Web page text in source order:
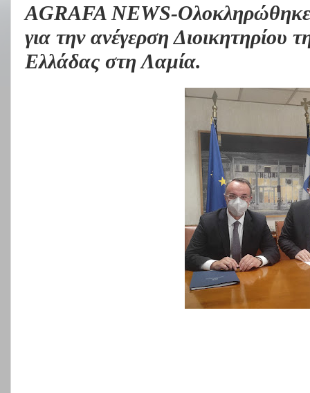
AGRAFA NEWS-
για την ανέγερση Διοικητηρίου
Ελλάδας στη Λαμία.